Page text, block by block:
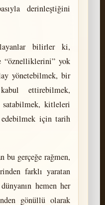
derinleştiğini
bilirler ki,
“öznelliklerini” yok
yönetebilmek, bir
ettirebilmek,
kitleleri
için tarih
bu gerçeğe rağmen,
farklı yaratan
hemen her
gönüllü olarak